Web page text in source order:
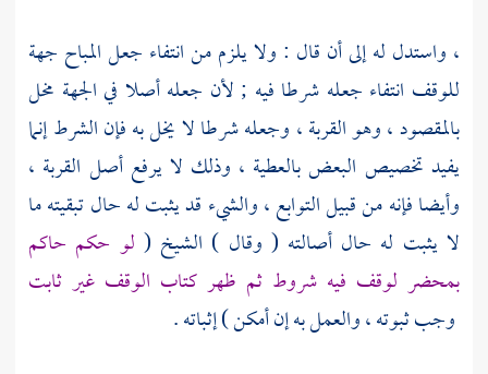
، واستدل له إلى أن قال : ولا يلزم من انتفاء جعل المباح جهة
للوقف انتفاء جعله شرطا فيه ; لأن جعله أصلا في الجهة مخل
بالمقصود ، وهو القربة ، وجعله شرطا لا يخل به فإن الشرط إنما
يفيد تخصيص البعض بالعطية ، وذلك لا يرفع أصل القربة ،
وأيضا فإنه من قبيل التوابع ، والشيء قد يثبت له حال تبقيته ما
لا يثبت له حال أصالته ( وقال ) الشيخ ( لو حكم حاكم
بمحضر لوقف فيه شروط ثم ظهر كتاب الوقف غير ثابت
وجب ثبوته ، والعمل به إن أمكن ) إثباته .